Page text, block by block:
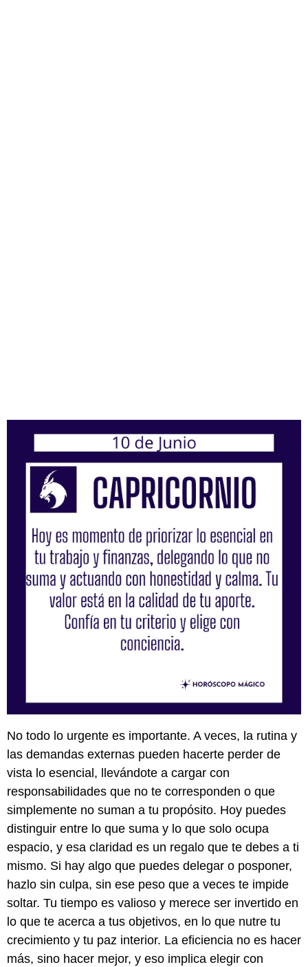
No todo lo urgente es importante. A veces, la rutina y
las demandas externas pueden hacerte perder de
vista lo esencial, llevándote a cargar con
responsabilidades que no te corresponden o que
simplemente no suman a tu propósito. Hoy puedes
distinguir entre lo que suma y lo que solo ocupa
espacio, y esa claridad es un regalo que te debes a ti
mismo. Si hay algo que puedes delegar o posponer,
hazlo sin culpa, sin ese peso que a veces te impide
soltar. Tu tiempo es valioso y merece ser invertido en
lo que te acerca a tus objetivos, en lo que nutre tu
crecimiento y tu paz interior. La eficiencia no es hacer
más, sino hacer mejor, y eso implica elegir con